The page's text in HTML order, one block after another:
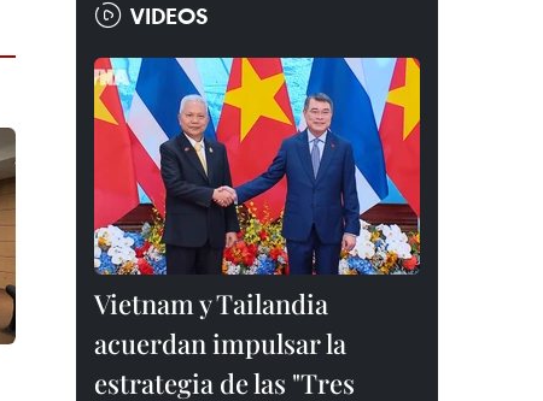
VIDEOS
Vietnam y Tailandia
acuerdan impulsar la
estrategia de las "Tres